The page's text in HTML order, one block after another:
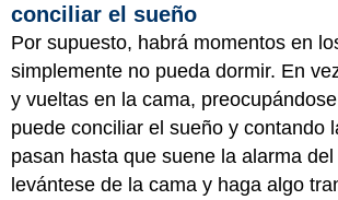
conciliar el sueño
Por supuesto, habrá momentos en
simplemente no pueda dormir. En
y vueltas en la cama,
puede conciliar el sueño y contando
pasan hasta que suene la alarma
levántese de la cama y haga algo